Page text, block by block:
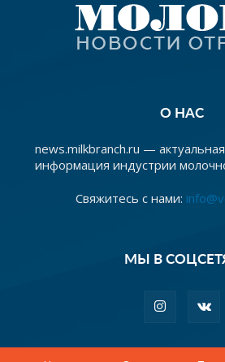
О НАС
news.milkbranch.ru —
информация индустрии
Свяжитесь с нами:
МЫ В